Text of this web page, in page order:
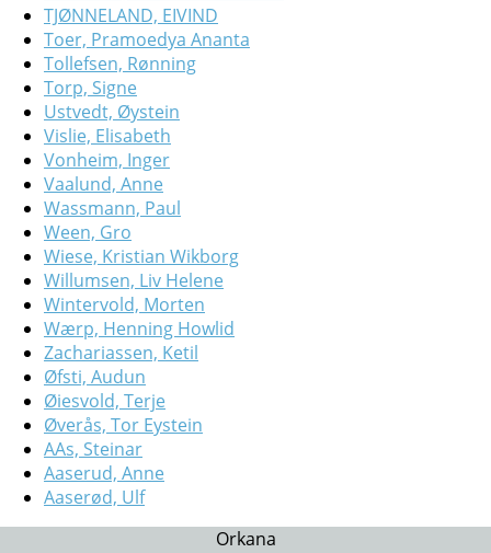
TJØNNELAND, EIVIND
Toer, Pramoedya Ananta
Tollefsen, Rønning
Torp, Signe
Ustvedt, Øystein
Vislie, Elisabeth
Vonheim, Inger
Vaalund, Anne
Wassmann, Paul
Ween, Gro
Wiese, Kristian Wikborg
Willumsen, Liv Helene
Wintervold, Morten
Wærp, Henning Howlid
Zachariassen, Ketil
Øfsti, Audun
Øiesvold, Terje
Øverås, Tor Eystein
AAs, Steinar
Aaserud, Anne
Aaserød, Ulf
Orkana